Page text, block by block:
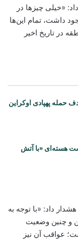
«خیلی چیزها در
داشت، تمام این‌ها
در تاریخ اخیر
حمله پهپادی اوکراین
هسته‌ای «با آتش
داد: «با توجه به
و چنین وضعیت
عواقب آن نیز